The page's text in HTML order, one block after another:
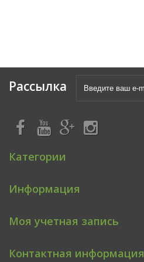
Рассылка
Категории
Информация
Моя учетная запись
Контактная информация